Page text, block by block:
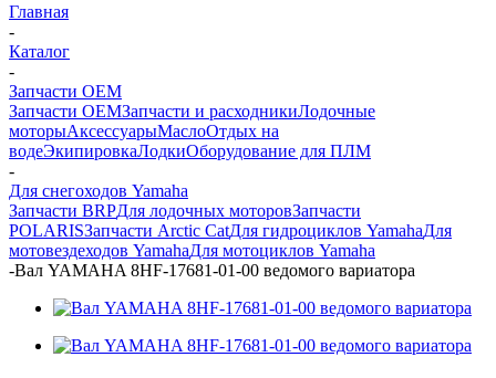
Главная
-
Каталог
-
Запчасти OEM
Запчасти OEMЗапчасти и расходникиЛодочные
моторыАксессуарыМаслоОтдых на
водеЭкипировкаЛодкиОборудование для ПЛМ
-
Для снегоходов Yamaha
Запчасти BRPДля лодочных моторовЗапчасти
POLARISЗапчасти Arctic CatДля гидроциклов YamahaДля
мотовездеходов YamahaДля мотоциклов Yamaha
-Вал YAMAHA 8HF-17681-01-00 ведомого вариатора